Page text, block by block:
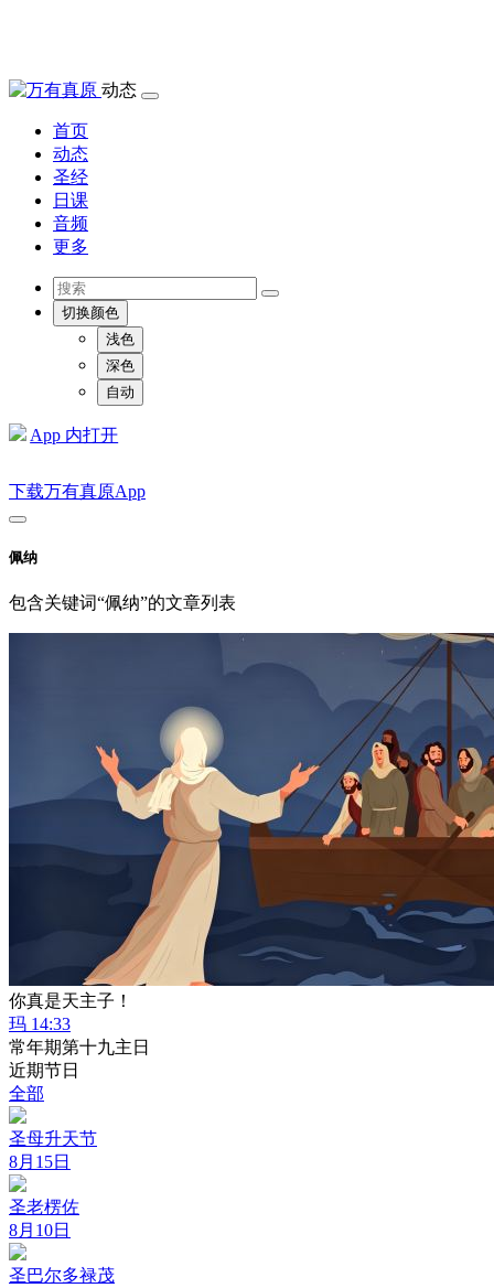
动态
首页
动态
圣经
日课
音频
更多
切换颜色
浅色
深色
自动
App 内打开
下载万有真原App
佩纳
包含关键词“佩纳”的文章列表
你真是天主子！
玛 14:33
常年期第十九主日
近期节日
全部
圣母升天节
8月15日
圣老楞佐
8月10日
圣巴尔多禄茂